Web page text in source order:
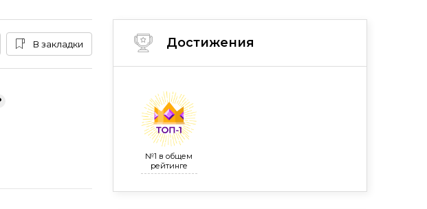
В закладки Достижения
№1 в общем
рейтинге